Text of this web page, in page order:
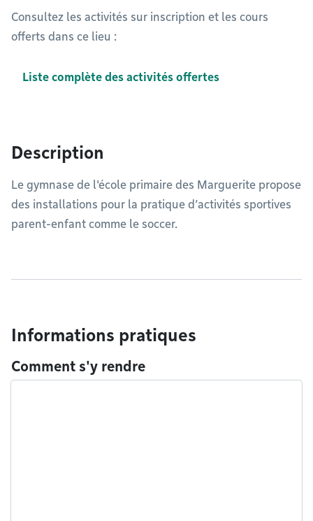
Consultez les activités sur inscription et les cours
offerts dans ce lieu :
Liste complète des activités offertes
Description
Le gymnase de l'école primaire des Marguerite propose
des installations pour la pratique d’activités sportives
parent-enfant comme le soccer.
Informations pratiques
Comment s'y rendre